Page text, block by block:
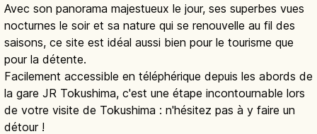
Avec son panorama majestueux le jour, ses superbes vues
nocturnes le soir et sa nature qui se renouvelle au fil des
saisons, ce site est idéal aussi bien pour le tourisme que
pour la détente.
Facilement accessible en téléphérique depuis les abords de
la gare JR Tokushima, c'est une étape incontournable lors
de votre visite de Tokushima : n'hésitez pas à y faire un
détour !